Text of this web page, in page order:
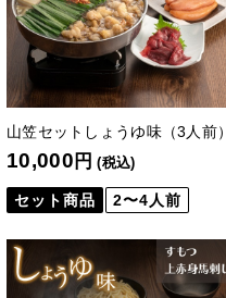
山笠セットしょうゆ味（3人前）
10,000 円 (税込)
セット商品 2〜4人前